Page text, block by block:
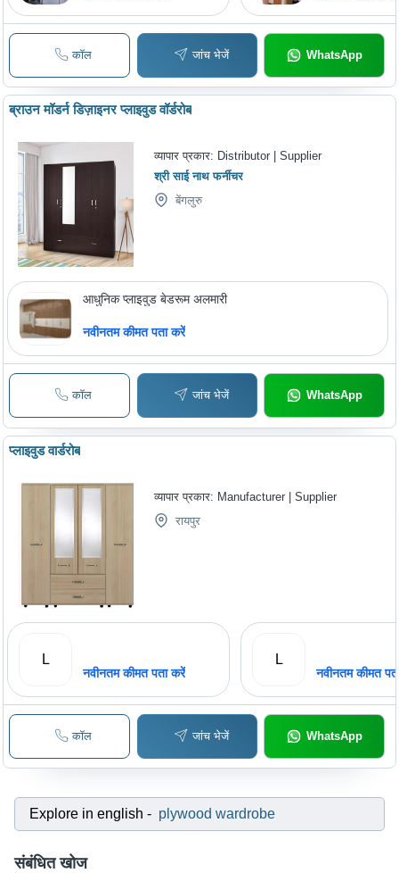
कॉल जांच भेजें WhatsApp
ब्राउन मॉडर्न डिज़ाइनर प्लाइवुड वॉर्डरोब
व्यापार प्रकार: Distributor | Supplier
श्री साई नाथ फर्नीचर
बेंगलुरु
आधुनिक प्लाइवुड बेडरूम अलमारी
नवीनतम कीमत पता करें
कॉल जांच भेजें WhatsApp
प्लाइवुड वार्डरोब
व्यापार प्रकार: Manufacturer | Supplier
रायपुर
L
नवीनतम कीमत पता करें
L
नवीनतम कीमत
कॉल जांच भेजें WhatsApp
Explore in english - plywood wardrobe
संबंधित खोज